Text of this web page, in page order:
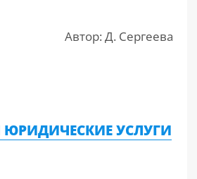
Автор: Д. Сергеева
ЮРИДИЧЕСКИЕ УСЛУГИ